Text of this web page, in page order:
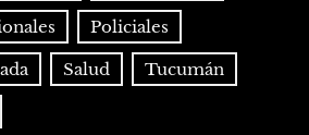
Policiales
Salud Tucumán